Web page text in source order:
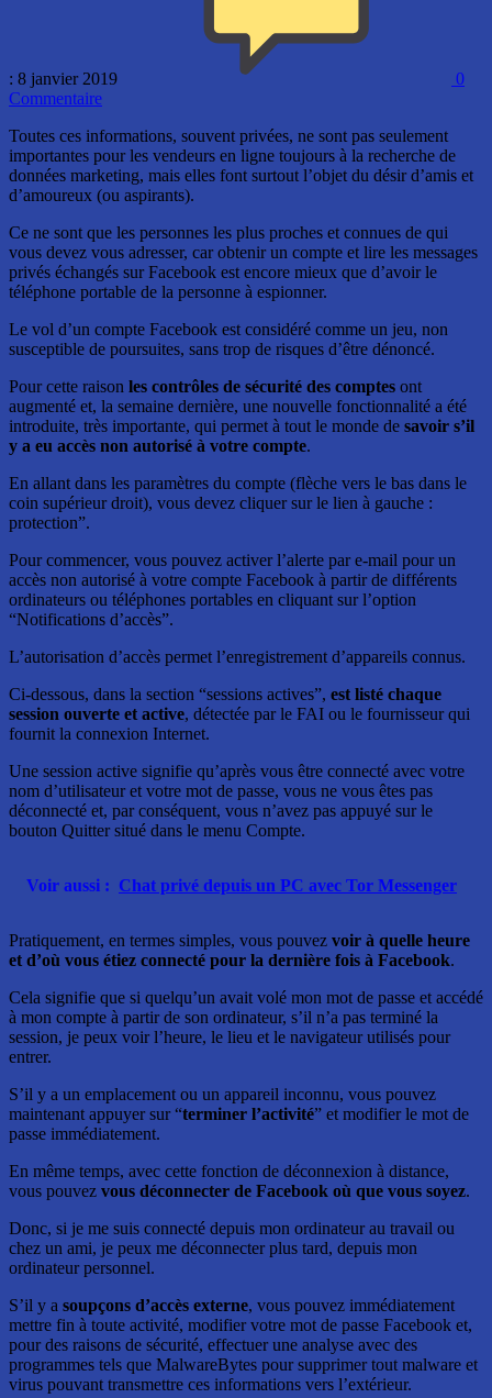
: 8 janvier 2019
0
Commentaire
Toutes ces informations, souvent privées, ne sont pas seulement
importantes pour les vendeurs en ligne toujours à la recherche de
données marketing, mais elles font surtout l’objet du désir d’amis et
d’amoureux (ou aspirants).
Ce ne sont que les personnes les plus proches et connues de qui
vous devez vous adresser, car obtenir un compte et lire les messages
privés échangés sur Facebook est encore mieux que d’avoir le
téléphone portable de la personne à espionner.
Le vol d’un compte Facebook est considéré comme un jeu, non
susceptible de poursuites, sans trop de risques d’être dénoncé.
Pour cette raison les contrôles de sécurité des comptes ont
augmenté et, la semaine dernière, une nouvelle fonctionnalité a été
introduite, très importante, qui permet à tout le monde de savoir s’il
y a eu accès non autorisé à votre compte.
En allant dans les paramètres du compte (flèche vers le bas dans le
coin supérieur droit), vous devez cliquer sur le lien à gauche :
protection”.
Pour commencer, vous pouvez activer l’alerte par e-mail pour un
accès non autorisé à votre compte Facebook à partir de différents
ordinateurs ou téléphones portables en cliquant sur l’option
“Notifications d’accès”.
L’autorisation d’accès permet l’enregistrement d’appareils connus.
Ci-dessous, dans la section “sessions actives”, est listé chaque
session ouverte et active, détectée par le FAI ou le fournisseur qui
fournit la connexion Internet.
Une session active signifie qu’après vous être connecté avec votre
nom d’utilisateur et votre mot de passe, vous ne vous êtes pas
déconnecté et, par conséquent, vous n’avez pas appuyé sur le
bouton Quitter situé dans le menu Compte.
Voir aussi : Chat privé depuis un PC avec Tor Messenger
Pratiquement, en termes simples, vous pouvez voir à quelle heure
et d’où vous étiez connecté pour la dernière fois à Facebook.
Cela signifie que si quelqu’un avait volé mon mot de passe et accédé
à mon compte à partir de son ordinateur, s’il n’a pas terminé la
session, je peux voir l’heure, le lieu et le navigateur utilisés pour
entrer.
S’il y a un emplacement ou un appareil inconnu, vous pouvez
maintenant appuyer sur “terminer l’activité” et modifier le mot de
passe immédiatement.
En même temps, avec cette fonction de déconnexion à distance,
vous pouvez vous déconnecter de Facebook où que vous soyez.
Donc, si je me suis connecté depuis mon ordinateur au travail ou
chez un ami, je peux me déconnecter plus tard, depuis mon
ordinateur personnel.
S’il y a soupçons d’accès externe, vous pouvez immédiatement
mettre fin à toute activité, modifier votre mot de passe Facebook et,
pour des raisons de sécurité, effectuer une analyse avec des
programmes tels que MalwareBytes pour supprimer tout malware et
virus pouvant transmettre ces informations vers l’extérieur.